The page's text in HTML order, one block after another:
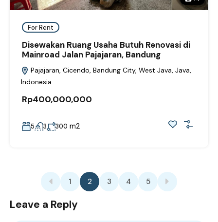
For Rent
Disewakan Ruang Usaha Butuh Renovasi di
Mainroad Jalan Pajajaran, Bandung
Pajajaran, Cicendo, Bandung City, West Java, Java,
Indonesia
Rp400,000,000
5 3 300 m2
1 2 3 4 5
Leave a Reply